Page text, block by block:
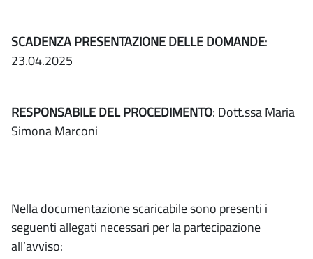
SCADENZA PRESENTAZIONE DELLE DOMANDE:
23.04.2025
RESPONSABILE DEL PROCEDIMENTO: Dott.ssa Maria
Simona Marconi
Nella documentazione scaricabile sono presenti i
seguenti allegati necessari per la partecipazione
all’avviso: